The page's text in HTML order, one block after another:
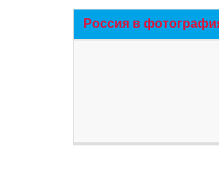
Россия в